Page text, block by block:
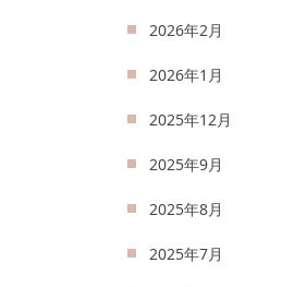
2026年2月
2026年1月
2025年12月
2025年9月
2025年8月
2025年7月